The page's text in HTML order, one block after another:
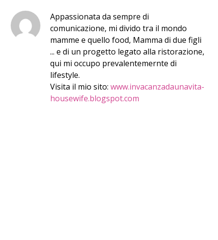
Appassionata da sempre di
comunicazione, mi divido tra il mondo
mamme e quello food, Mamma di due figli
... e di un progetto legato alla ristorazione,
qui mi occupo prevalentemernte di
lifestyle.
Visita il mio sito:www.invacanzadaunavita-
housewife.blogspot.com